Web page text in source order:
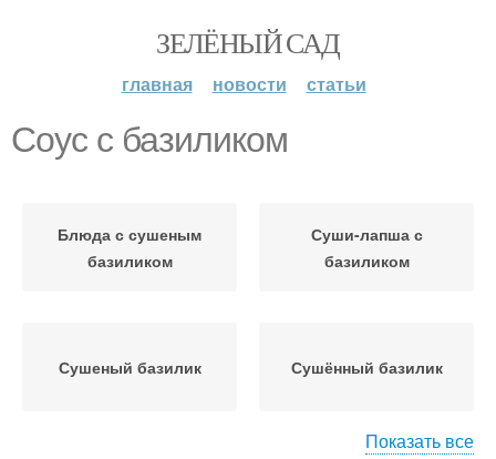
ЗЕЛЁНЫЙ САД
главная новости статьи
Соус с базиликом
Блюда с сушеным
базиликом
Суши-лапша с
базиликом
Сушеный базилик Сушённый базилик
Показать все